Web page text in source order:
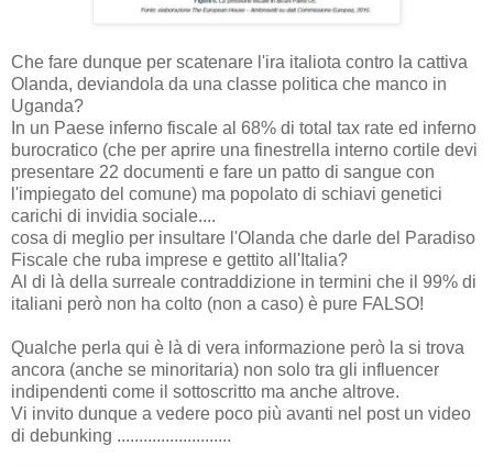
Che fare dunque per scatenare l'ira italiota contro la cattiva
Olanda, deviandola da una classe politica che manco in
Uganda?
In un Paese inferno fiscale al 68% di total tax rate ed inferno
burocratico (che per aprire una finestrella interno cortile devi
presentare 22 documenti e fare un patto di sangue con
l'impiegato del comune) ma popolato di schiavi genetici
carichi di invidia sociale....
cosa di meglio per insultare l'Olanda che darle del Paradiso
Fiscale che ruba imprese e gettito all'Italia?
Al di là della surreale contraddizione in termini che il 99% di
italiani però non ha colto (non a caso) è pure FALSO!
Qualche perla qui è là di vera informazione però la si trova
ancora (anche se minoritaria) non solo tra gli influencer
indipendenti come il sottoscritto ma anche altrove.
Vi invito dunque a vedere poco più avanti nel post un video
di debunking ..........................